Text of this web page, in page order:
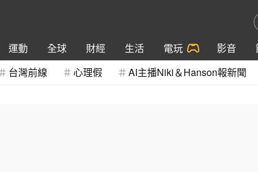
運動 全球 財經 生活 電玩 影音
台灣前線 心理假 AI主播Niki＆Hanson報新聞